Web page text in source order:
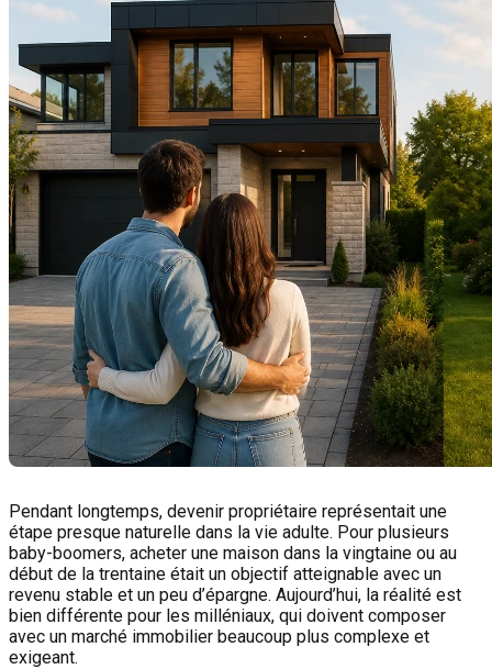
Pendant longtemps, devenir propriétaire représentait une
étape presque naturelle dans la vie adulte. Pour plusieurs
baby-boomers, acheter une maison dans la vingtaine ou au
début de la trentaine était un objectif atteignable avec un
revenu stable et un peu d’épargne. Aujourd’hui, la réalité est
bien différente pour les milléniaux, qui doivent composer
avec un marché immobilier beaucoup plus complexe et
exigeant.